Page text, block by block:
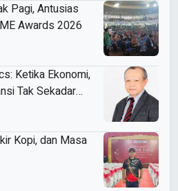
Pagi, Antusias
Awards 2026
Ketika Ekonomi,
Tak Sekadar
Kopi, dan Masa